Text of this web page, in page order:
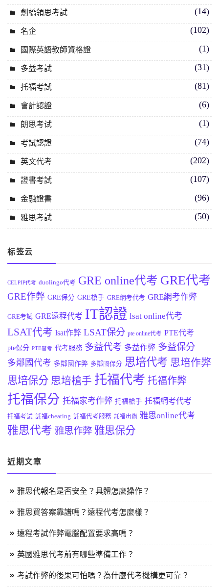
劍橋領思考試 (14)
名企 (102)
國際英語教師資格證 (1)
多益考試 (31)
托福考試 (81)
會計認證 (6)
朗思考试 (1)
考試認證 (74)
英文代考 (202)
證書考試 (107)
金融證書 (96)
雅思考試 (50)
标签云
CELPIP代考 duolingo代考 GRE online代考 GRE代考
GRE作弊 GRE保分 GRE槍手 GRE網考代考 GRE網考作弊
GRE考試 GRE遠程代考 IT認證 lsat online代考
LSAT代考 lsat作弊 LSAT保分 pte online代考 PTE代考
pte保分 PTE替考 代考服務 多益代考 多益作弊 多益保分
多鄰國代考 多鄰國作弊 多鄰國保分 思培代考 思培作弊
思培保分 思培槍手 托福代考 托福作弊
托福保分 托福家考作弊 托福槍手 托福網考代考
托福考試 託福cheating 託福代考服務 託福出貓 雅思online代考
雅思代考 雅思作弊 雅思保分
近期文章
雅思代報名是否安全？具體怎麼操作？
雅思買答案靠譜嗎？遠程代考怎麼樣？
遠程考試作弊電腦配置要求高嗎？
英國雅思代考前有哪些準備工作？
考試作弊的後果可怕嗎？為什麼代考機構更可靠？